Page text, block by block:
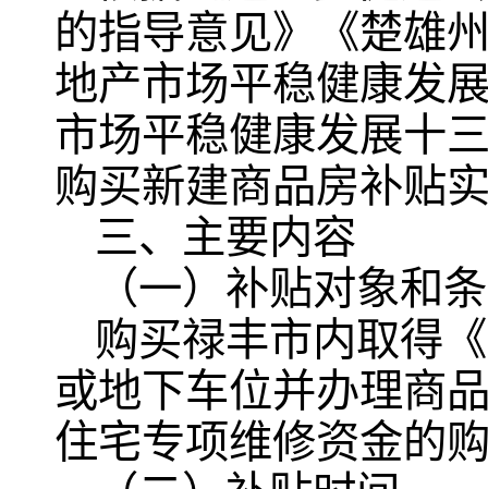
的指导意见》《楚雄
地产市场平稳健康发
市场平稳健康发展十
购买新建商品房补贴
三、主要内容
（一）补贴对象和
购买禄丰市内取得
或地下车位并办理商
住宅专项维修资金的